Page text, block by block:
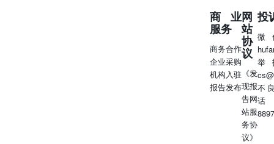
商业
服务
商务合作
企业采购
机构入驻
报告发布
网
站
协
议
《发
现报
告网
站服
务协
议》
投
微
举
不